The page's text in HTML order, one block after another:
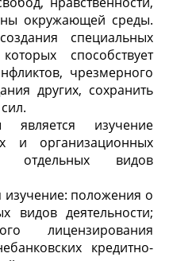
окружающей среды.
специальных
способствует
чрезмерного
других, сохранить
изучение
и организационных
отдельных видов
положения о
видов деятельности;
лицензирования
кредитно-